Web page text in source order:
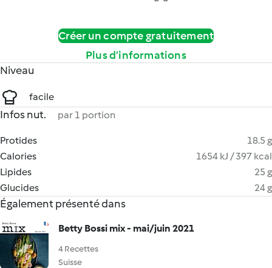
Créer un compte gratuitement
Plus d’informations
Niveau
facile
Infos nut. par 1 portion
Protides
18.5 g
Calories
1654 kJ / 397 kcal
Lipides
25 g
Glucides
24 g
Également présenté dans
Betty Bossi mix - mai/juin 2021
4 Recettes
Suisse